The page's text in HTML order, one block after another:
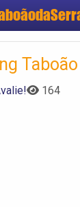
Cadastrar
Criar conta
Taboão
164